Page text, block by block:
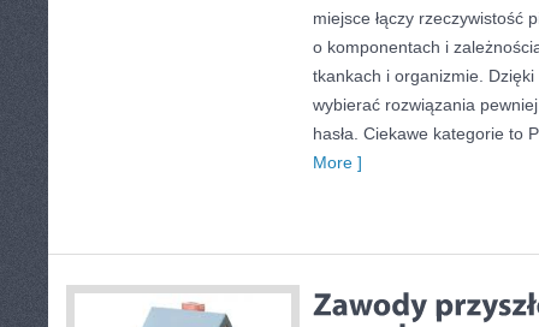
miejsce łączy rzeczywistość
o komponentach i
tkankach i organizmie.
wybierać rozwiązania
hasła. Ciekawe kategorie to
More ]